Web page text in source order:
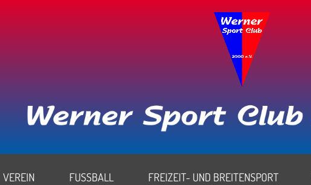
VEREIN FUSSBALL FREIZEIT- UND BREITENSPORT